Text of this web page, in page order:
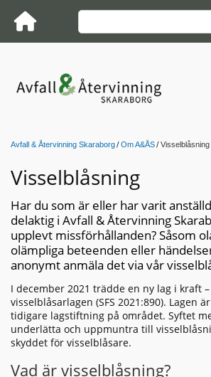
Avfall & Återvinning Skaraborg Om A&ÅS Visselblåsning
Visselblåsning
Har du som är eller har varit
delaktig i Avfall & Återvinning
upplevt missförhållanden? Såsom
olämpliga beteenden eller
anonymt anmäla det via vår
I december 2021 trädde en ny lag i kraft
visselblåsarlagen (SFS 2021:890). Lagen
tidigare lagstiftning på området. Syftet
underlätta och uppmuntra till
skyddet för visselblåsare.
Vad är visselblåsning?